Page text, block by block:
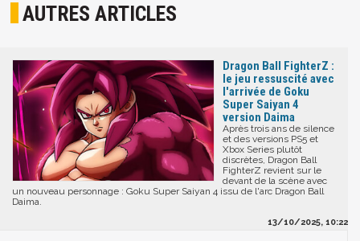
AUTRES ARTICLES
Dragon Ball FighterZ :
le jeu ressuscité avec
l'arrivée de Goku
Super Saiyan 4
version Daima
Après trois ans de silence
et des versions PS5 et
Xbox Series plutôt
discrètes, Dragon Ball
FighterZ revient sur le
devant de la scène avec
un nouveau personnage : Goku Super Saiyan 4 issu de l'arc Dragon Ball
Daima.
13/10/2025, 10:22